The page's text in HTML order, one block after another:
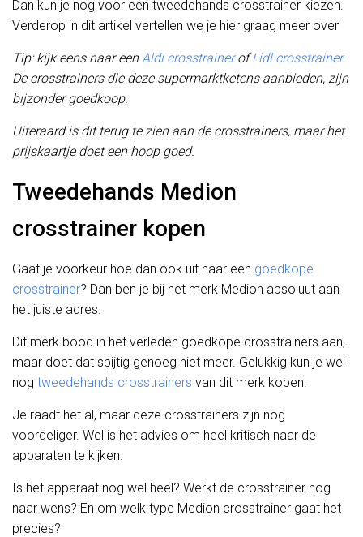
Dan kun je nog voor een tweedehands crosstrainer kiezen.
Verderop in dit artikel vertellen we je hier graag meer over
Tip: kijk eens naar eenAldi crosstrainerofLidl crosstrainer.
De crosstrainers die deze supermarktketens aanbieden, zijn
bijzonder goedkoop.
Uiteraard is dit terug te zien aan de crosstrainers, maar het
prijskaartje doet een hoop goed.
Tweedehands Medion
crosstrainer kopen
Gaat je voorkeur hoe dan ook uit naar een goedkope
crosstrainer? Dan ben je bij het merk Medion absoluut aan
het juiste adres.
Dit merk bood in het verleden goedkope crosstrainers aan,
maar doet dat spijtig genoeg niet meer. Gelukkig kun je wel
nog tweedehands crosstrainers van dit merk kopen.
Je raadt het al, maar deze crosstrainers zijn nog
voordeliger. Wel is het advies om heel kritisch naar de
apparaten te kijken.
Is het apparaat nog wel heel? Werkt de crosstrainer nog
naar wens? En om welk type Medion crosstrainer gaat het
precies?